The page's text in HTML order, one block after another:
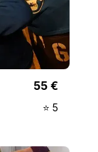
55 €
⭐️ 5